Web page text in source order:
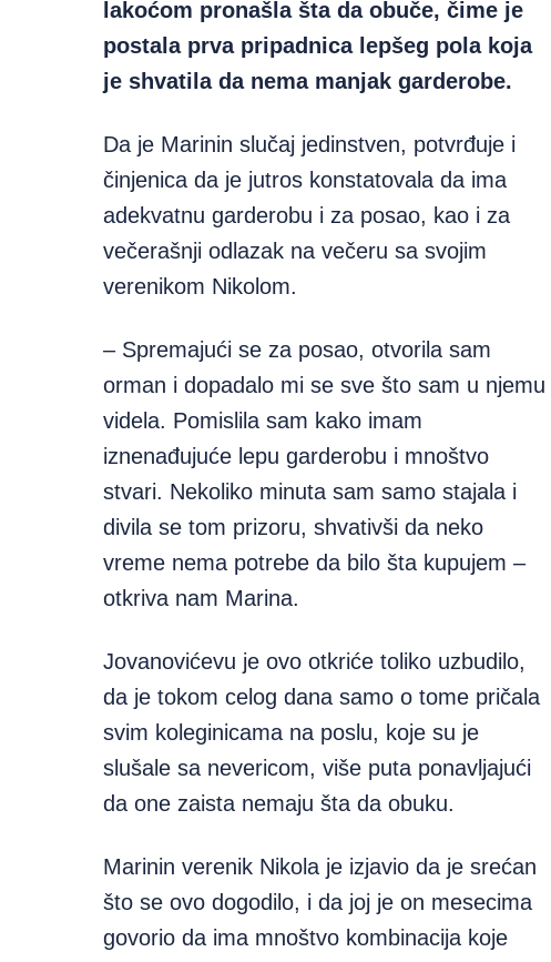
lakoćom pronašla šta da obuče, čime je
postala prva pripadnica lepšeg pola koja
je shvatila da nema manjak garderobe.
Da je Marinin slučaj jedinstven, potvrđuje i
činjenica da je jutros konstatovala da ima
adekvatnu garderobu i za posao, kao i za
večerašnji odlazak na večeru sa svojim
verenikom Nikolom.
– Spremajući se za posao, otvorila sam
orman i dopadalo mi se sve što sam u njemu
videla. Pomislila sam kako imam
iznenađujuće lepu garderobu i mnoštvo
stvari. Nekoliko minuta sam samo stajala i
divila se tom prizoru, shvativši da neko
vreme nema potrebe da bilo šta kupujem –
otkriva nam Marina.
Jovanovićevu je ovo otkriće toliko uzbudilo,
da je tokom celog dana samo o tome pričala
svim koleginicama na poslu, koje su je
slušale sa nevericom, više puta ponavljajući
da one zaista nemaju šta da obuku.
Marinin verenik Nikola je izjavio da je srećan
što se ovo dogodilo, i da joj je on mesecima
govorio da ima mnoštvo kombinacija koje